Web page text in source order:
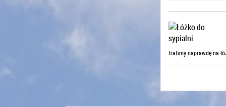
trafimy naprawdę na